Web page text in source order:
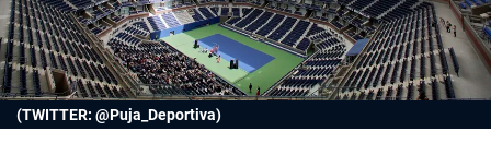
(TWITTER: @Puja_Deportiva)